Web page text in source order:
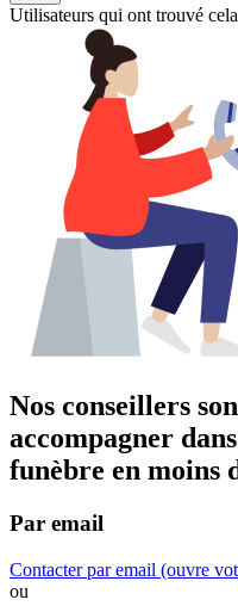
Utilisateurs qui ont trouvé
Nos conseillers
accompagner dans
funèbre en moins
Par email
Contacter par email (ouvre
ou